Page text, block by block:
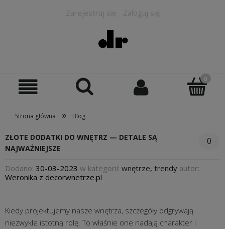
Zarejestruj się Zaloguj się
Strona główna » Blog
ZŁOTE DODATKI DO WNĘTRZ — DETALE SĄ
NAJWAŻNIEJSZE
0
Dodano: 30-03-2023 w kategorii: wnętrze, trendy autor:
Weronika z decorwnetrze.pl
Kiedy projektujemy nasze wnętrza, szczegóły odgrywają
niezwykle istotną rolę. To właśnie one nadają charakter i